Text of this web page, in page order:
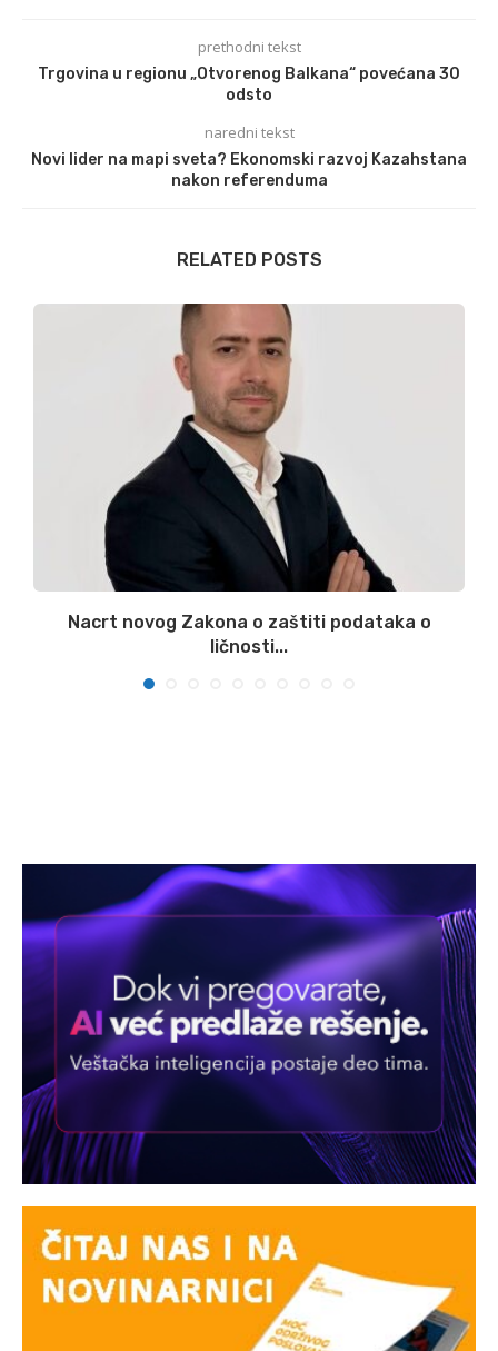
prethodni tekst
Trgovina u regionu „Otvorenog Balkana“ povećana 30
odsto
naredni tekst
Novi lider na mapi sveta? Ekonomski razvoj Kazahstana
nakon referenduma
RELATED POSTS
Nacrt novog Zakona o zaštiti podataka o
ličnosti...